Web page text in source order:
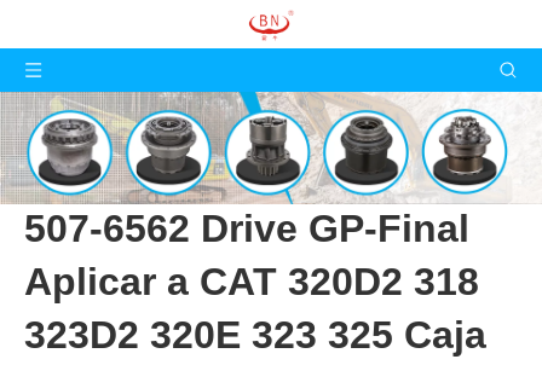
507-6562 Drive GP-Final
Aplicar a CAT 320D2 318
323D2 320E 323 325 Caja